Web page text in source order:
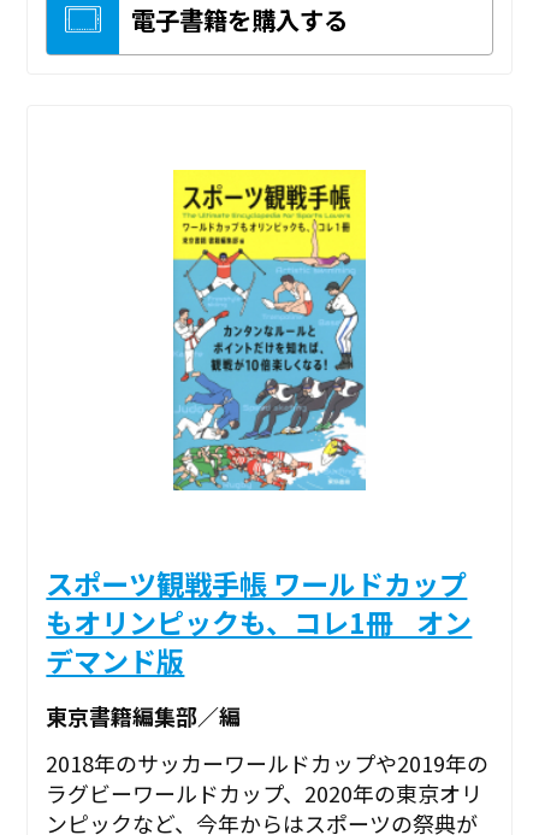
電子書籍を購入する
スポーツ観戦手帳 ワールドカップ
もオリンピックも、コレ1冊 _オン
デマンド版
東京書籍編集部／編
2018年のサッカーワールドカップや2019年の
ラグビーワールドカップ、2020年の東京オリ
ンピックなど、今年からはスポーツの祭典が